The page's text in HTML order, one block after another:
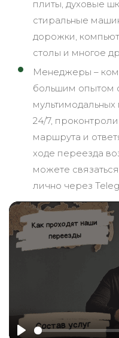
плиты, духовые
стиральные
дорожки,
столы и многое
Менеджеры –
большим опытом
мультимодальных
24/7,
маршрута и
ходе переезда
можете
лично через